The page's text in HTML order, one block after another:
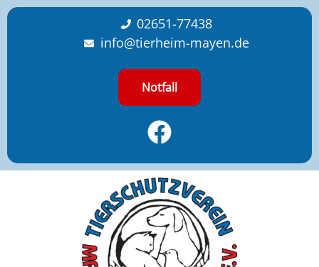
content
02651-77438
info@tierheim-mayen.de
Notfall